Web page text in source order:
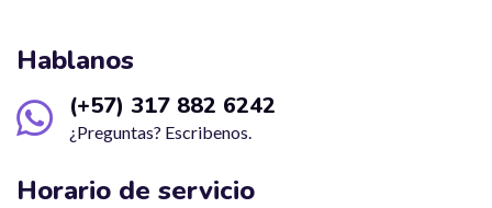
Hablanos
(+57) 317 882 6242
¿Preguntas? Escribenos.
Horario de servicio